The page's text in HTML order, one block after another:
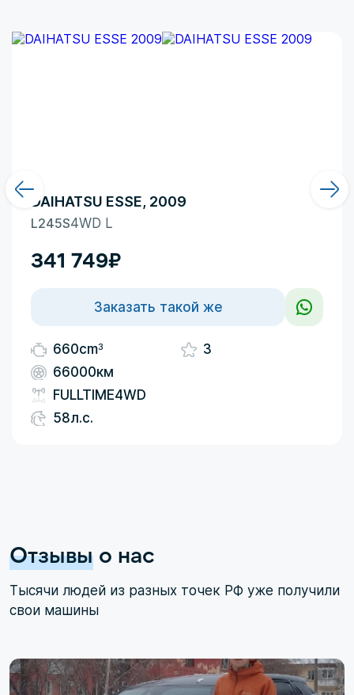
660cm3
66000км
FULLTIME4WD
58л.с.
3
DAIHATSU ESSE, 2009
L245S4WD L
341 749₽
Заказать такой же
Отзывы о нас
Тысячи людей из разных точек РФ уже получили
свои машины